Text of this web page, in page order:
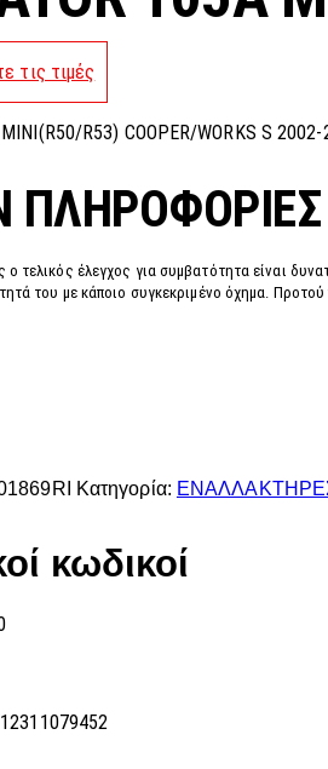
τις τιμές
R53) COOPER/WORKS S 2002-
ΠΛΗΡΟΦΟΡΊΕΣ
τελικός έλεγχος για συμβατότητα είναι
του με κάποιο συγκεκριμένο όχημα.
Κατηγορία:
κωδικοί